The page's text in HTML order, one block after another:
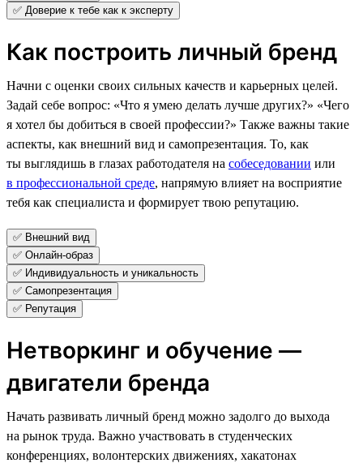
✅ Доверие к тебе как к эксперту
Как построить личный бренд
Начни с оценки своих сильных качеств и карьерных целей.
Задай себе вопрос: «Что я умею делать лучше других?» «Чего
я хотел бы добиться в своей профессии?» Также важны такие
аспекты, как внешний вид и самопрезентация. То, как
ты выглядишь в глазах работодателя на собеседовании или
в профессиональной среде, напрямую влияет на восприятие
тебя как специалиста и формирует твою репутацию.
✅ Внешний вид
✅ Онлайн-образ
✅ Индивидуальность и уникальность
✅ Самопрезентация
✅ Репутация
Нетворкинг и обучение —
двигатели бренда
Начать развивать личный бренд можно задолго до выхода
на рынок труда. Важно участвовать в студенческих
конференциях, волонтерских движениях, хакатонах